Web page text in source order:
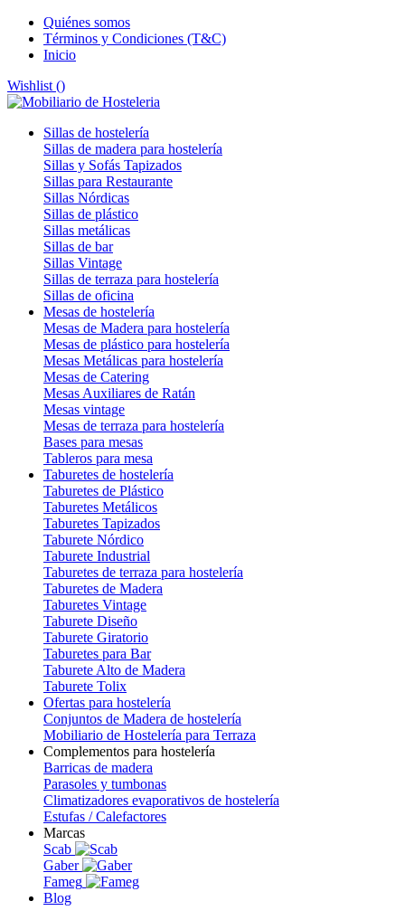
Quiénes somos
Términos y Condiciones (T&C)
Inicio
Wishlist ()
Sillas de hostelería
Sillas de madera para hostelería
Sillas y Sofás Tapizados
Sillas para Restaurante
Sillas Nórdicas
Sillas de plástico
Sillas metálicas
Sillas de bar
Sillas Vintage
Sillas de terraza para hostelería
Sillas de oficina
Mesas de hostelería
Mesas de Madera para hostelería
Mesas de plástico para hostelería
Mesas Metálicas para hostelería
Mesas de Catering
Mesas Auxiliares de Ratán
Mesas vintage
Mesas de terraza para hostelería
Bases para mesas
Tableros para mesa
Taburetes de hostelería
Taburetes de Plástico
Taburetes Metálicos
Taburetes Tapizados
Taburete Nórdico
Taburete Industrial
Taburetes de terraza para hostelería
Taburetes de Madera
Taburetes Vintage
Taburete Diseño
Taburete Giratorio
Taburetes para Bar
Taburete Alto de Madera
Taburete Tolix
Ofertas para hostelería
Conjuntos de Madera de hostelería
Mobiliario de Hostelería para Terraza
Complementos para hostelería
Barricas de madera
Parasoles y tumbonas
Climatizadores evaporativos de hostelería
Estufas / Calefactores
Marcas
Scab
Gaber
Fameg
Blog